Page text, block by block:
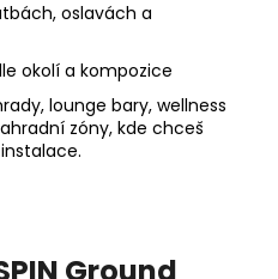
oslavách a
okolí a kompozice
lounge bary, wellness
zóny, kde chceš